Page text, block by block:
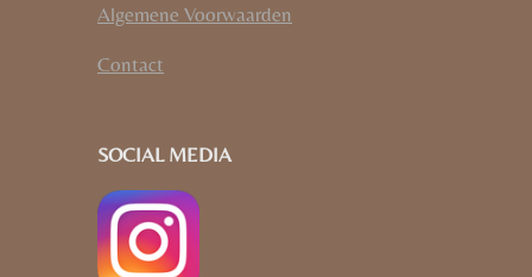
Algemene Voorwaarden
Contact
SOCIAL MEDIA